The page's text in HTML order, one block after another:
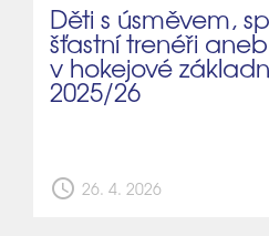
Děti s úsměvem,
šťastní trenéři
v hokejové
2025/26
schedule 26. 4. 2026